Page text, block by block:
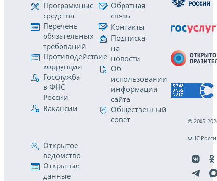
Программные
средства
Перечень
обязательных
требований
Противодействие
коррупции
Госслужба
в ФНС
России
Вакансии
Обратная
связь
Контакты
Подписка
на
новости
Об
использовании
информации
сайта
Общественный
совет
Открытое
ведомство
Открытые
данные
© 2005-
ФНС